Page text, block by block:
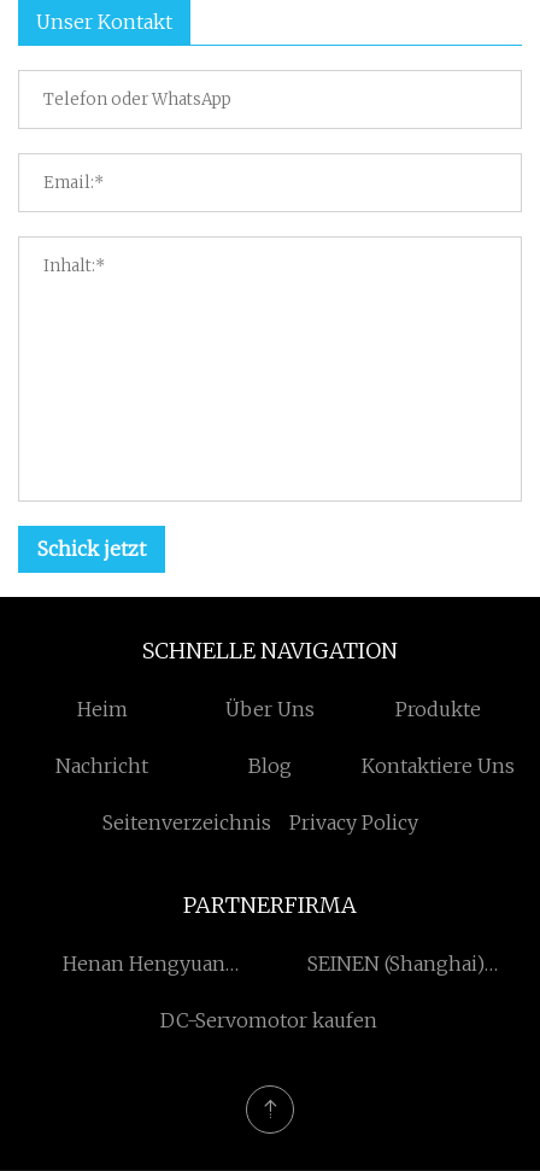
Unser Kontakt
Schick jetzt
SCHNELLE NAVIGATION
Heim Über Uns Produkte
Nachricht Blog Kontaktiere Uns
Seitenverzeichnis Privacy Policy
PARTNERFIRMA
Henan Hengyuan
SEINEN (Shanghai)
DC-Servomotor kaufen